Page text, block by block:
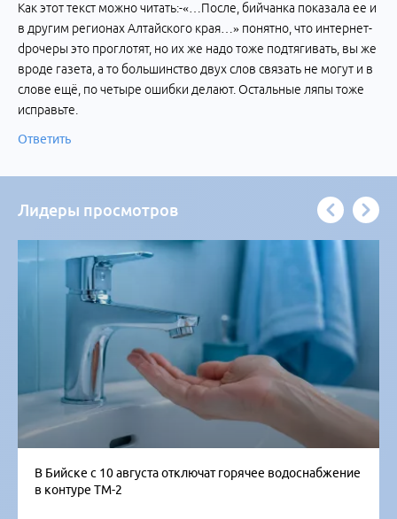
Как этот текст можно читать:-«…После, бийчанка показала ее и
в другим регионах Алтайского края…» понятно, что интернет-
dрочеры это проглотят, но их же надо тоже подтягивать, вы же
вроде газета, а то большинство двух слов связать не могут и в
слове ещё, по четыре ошибки делают. Остальные ляпы тоже
исправьте.
Ответить
Лидеры просмотров
В Бийске с 10 августа отключат горячее водоснабжение
в контуре ТМ-2